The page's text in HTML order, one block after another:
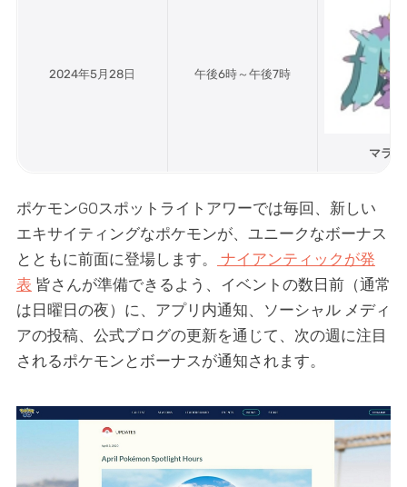
2024年5月28日 午後6時～午後7時
マラニ
ポケモンGOスポットライトアワーでは毎回、新しい
エキサイティングなポケモンが、ユニークなボーナス
とともに前面に登場します。
ナイアンティックが発
表 皆さんが準備できるよう、イベントの数日前（通常
は日曜日の夜）に、アプリ内通知、ソーシャル メディ
アの投稿、公式ブログの更新を通じて、次の週に注目
されるポケモンとボーナスが通知されます。